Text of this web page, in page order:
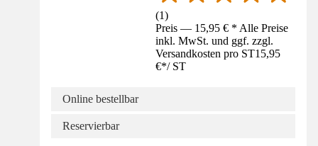
(1)
Preis — 15,95 € * Alle Preise
inkl. MwSt. und ggf. zzgl.
Versandkosten pro ST15,95
€*/ ST
Online bestellbar
Reservierbar